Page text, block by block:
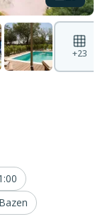
+23
Bazen